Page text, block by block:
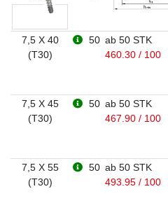
7,5 X 40
(T30)
50 ab 50 STK
460.30 / 100
7,5 X 45
(T30)
50 ab 50 STK
467.90 / 100
7,5 X 55
(T30)
50 ab 50 STK
493.95 / 100